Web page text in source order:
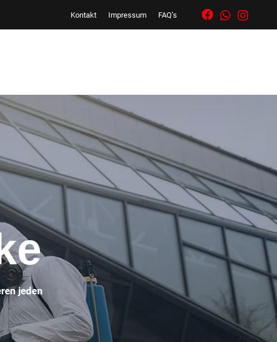
Kontakt Impressum FAQ’s
jeden